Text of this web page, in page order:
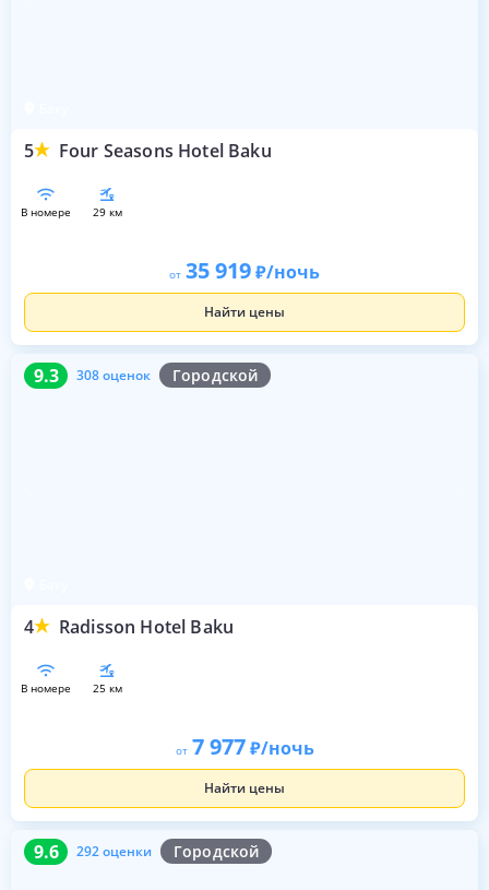
5 Four Seasons Hotel Baku
в номере 29 км
от 35 919 /ночь
Найти цены
9.3 308 оценок Городской
4 Radisson Hotel Baku
9.3 308 оценок
в номере 25 км
от 7 977 /ночь
Найти цены
9.6 292 оценки Городской
9.6 292 оценки